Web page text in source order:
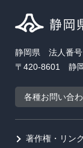
静岡県 法人番号
〒420-8601 静
各種お問い合
著作権・リン